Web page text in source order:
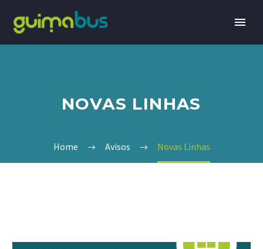
NOVAS LINHAS
Home Avisos Novas Linhas